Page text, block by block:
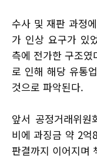
수사 및 재판 과정
가 인상 요구가 있
측에 전가한 구조
로 인해 해당 유통
것으로 파악된다.
앞서 공정거래위
비에 과징금 약 2억
판결까지 이어지며